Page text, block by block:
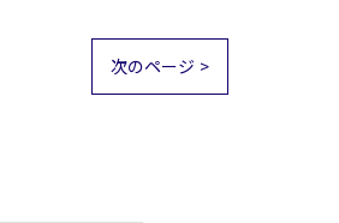
次のページ >